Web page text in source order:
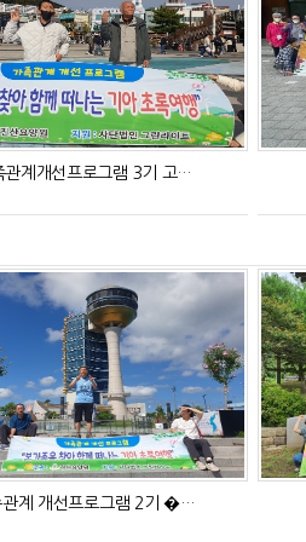
관계개선프로그램 3기 고…
관계 개선프로그램 2기 �…